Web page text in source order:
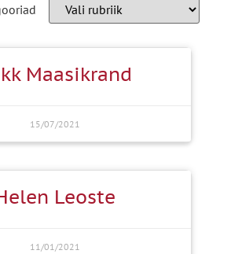
Maasikrand
15/07/2021
Leoste
11/01/2021